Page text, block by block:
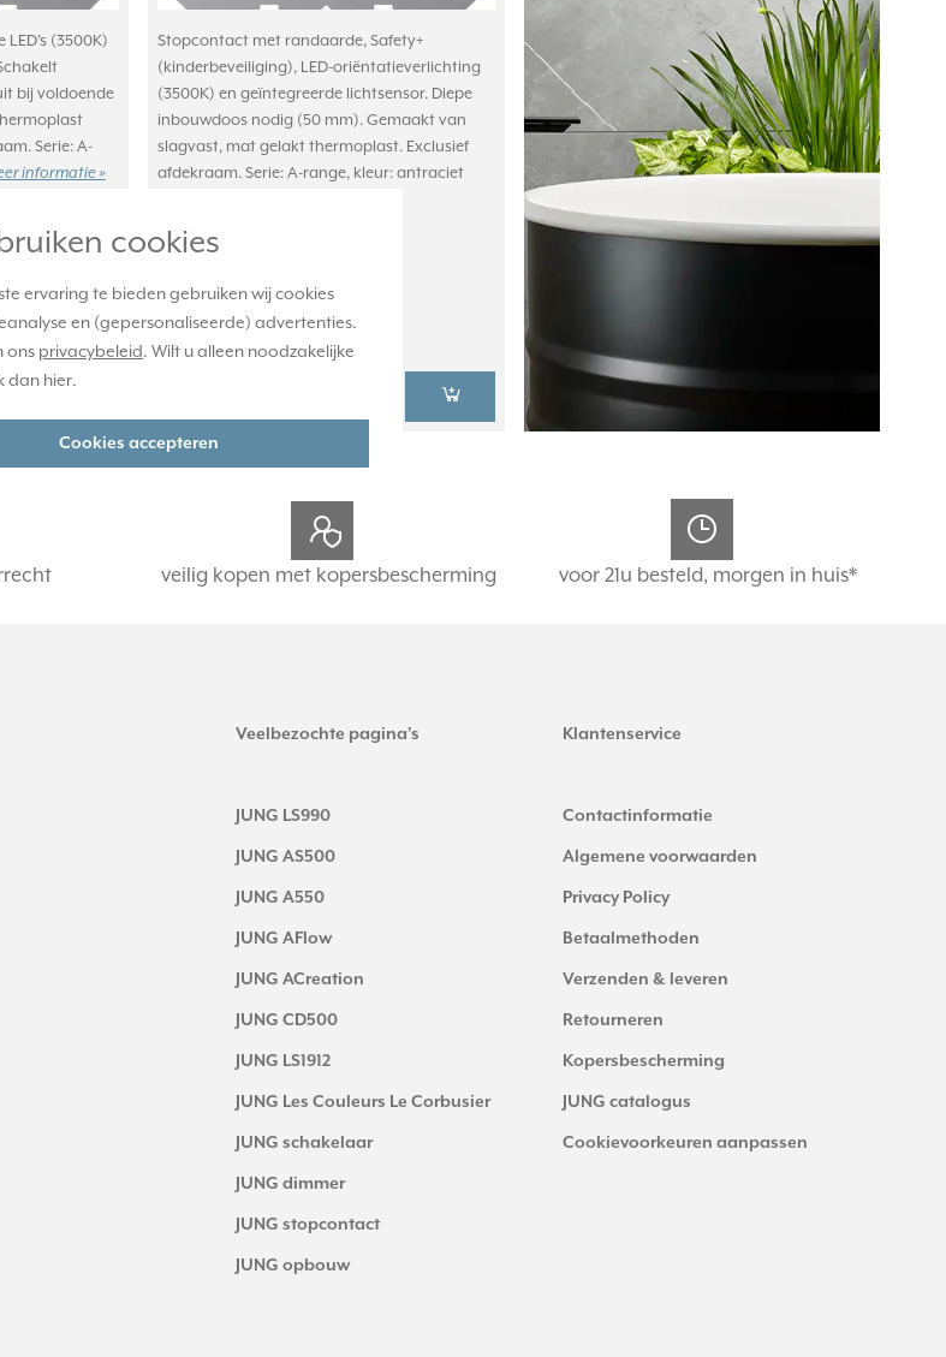
cookies
ervaring te bieden gebruiken wij cookies
en (gepersonaliseerde) advertenties.
ons privacybeleid. Wilt u alleen noodzakelijke
dan hier.
Cookies accepteren
(3500K)
bij voldoende
Serie: A-
informatie »
Stopcontact met randaarde, Safety+
(kinderbeveiliging), LED-oriëntatieverlichting
(3500K) en geïntegreerde lichtsensor. Diepe
inbouwdoos nodig (50 mm). Gemaakt van
slagvast, mat gelakt thermoplast. Exclusief
afdekraam. Serie: A-range, kleur: antraciet
Verwachte levertijd:
Huidige voorraad:
0 stuk(s)
veilig kopen met kopersbescherming voor 21u besteld, morgen in huis*
Veelbezochte pagina's
JUNG LS990
JUNG AS500
JUNG A550
JUNG AFlow
JUNG ACreation
JUNG CD500
JUNG LS1912
JUNG Les Couleurs Le Corbusier
JUNG schakelaar
JUNG dimmer
JUNG stopcontact
JUNG opbouw
Klantenservice
Contactinformatie
Algemene voorwaarden
Privacy Policy
Betaalmethoden
Verzenden & leveren
Retourneren
Kopersbescherming
JUNG catalogus
Cookievoorkeuren aanpassen